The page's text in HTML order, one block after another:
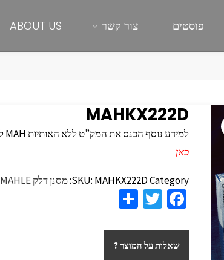
פוסטים צור קשר ABOUT US
MAHKX222D
למידע נוסף הכנס את המק”ט ללא האותיות MAH לחיפוש באתר היצרן
כאן
SKU: MAHKX222DCategory: מסנן דלקMAHLE
Fa
b
T
tt
arשאלות על המוצר ?